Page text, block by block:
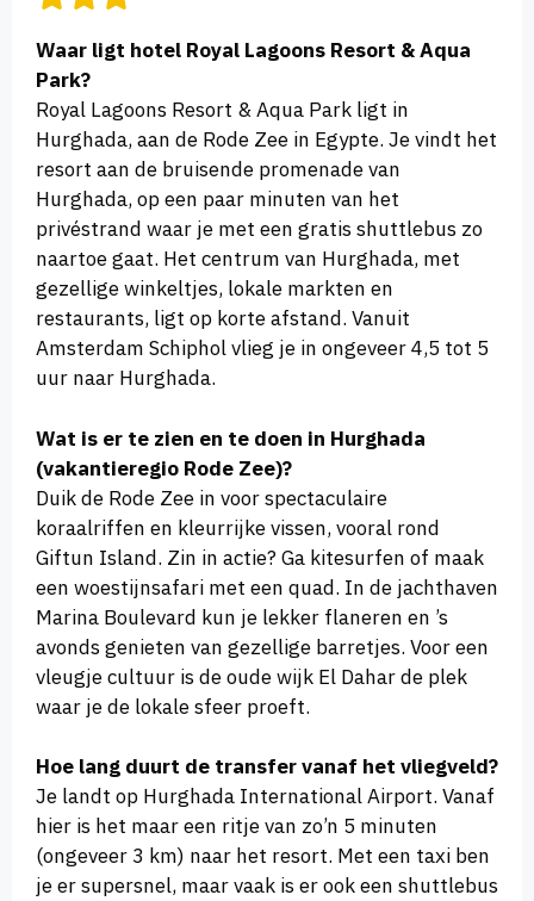
Waar ligt hotel Royal Lagoons Resort & Aqua
Park?
Royal Lagoons Resort & Aqua Park ligt in
Hurghada, aan de Rode Zee in Egypte. Je vindt het
resort aan de bruisende promenade van
Hurghada, op een paar minuten van het
privéstrand waar je met een gratis shuttlebus zo
naartoe gaat. Het centrum van Hurghada, met
gezellige winkeltjes, lokale markten en
restaurants, ligt op korte afstand. Vanuit
Amsterdam Schiphol vlieg je in ongeveer 4,5 tot 5
uur naar Hurghada.
Wat is er te zien en te doen in Hurghada
(vakantieregio Rode Zee)?
Duik de Rode Zee in voor spectaculaire
koraalriffen en kleurrijke vissen, vooral rond
Giftun Island. Zin in actie? Ga kitesurfen of maak
een woestijnsafari met een quad. In de jachthaven
Marina Boulevard kun je lekker flaneren en ’s
avonds genieten van gezellige barretjes. Voor een
vleugje cultuur is de oude wijk El Dahar de plek
waar je de lokale sfeer proeft.
Hoe lang duurt de transfer vanaf het vliegveld?
Je landt op Hurghada International Airport. Vanaf
hier is het maar een ritje van zo’n 5 minuten
(ongeveer 3 km) naar het resort. Met een taxi ben
je er supersnel, maar vaak is er ook een shuttlebus